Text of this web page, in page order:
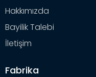
Hakkımızda
Bayilik Talebi
İletişim
Fabrika